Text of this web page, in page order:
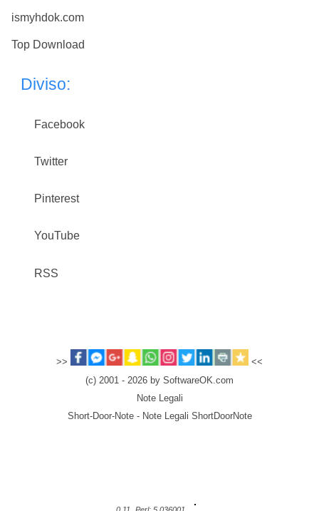
ismyhdok.com
Top Download
Diviso:
Facebook
Twitter
Pinterest
YouTube
RSS
>>
<<
(c) 2001 - 2026 by SoftwareOK.com
Note Legali
Short-Door-Note - Note Legali ShortDoorNote